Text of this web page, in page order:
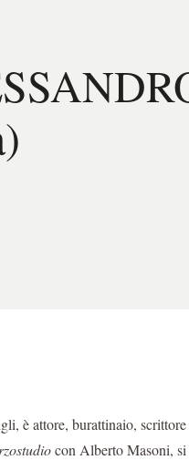
è attore, burattinaio,
con Alberto Masoni,